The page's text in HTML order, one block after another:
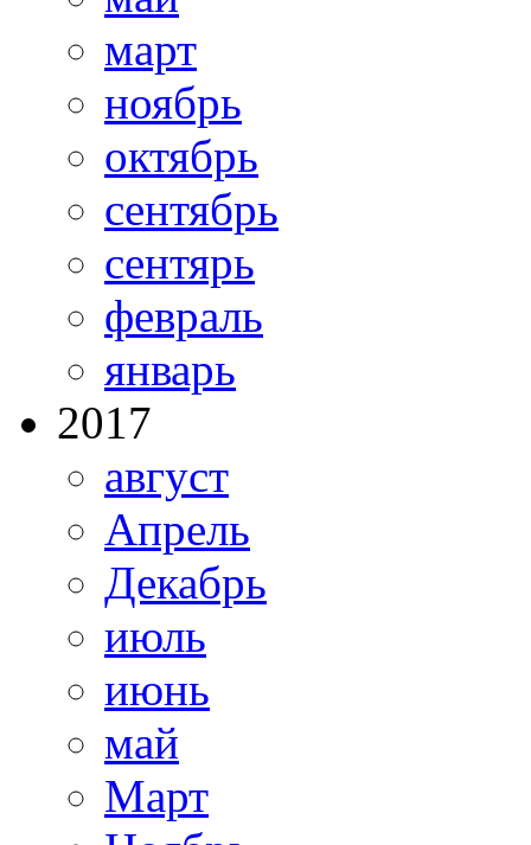
март
ноябрь
октябрь
сентябрь
сентярь
февраль
январь
2017
август
Апрель
Декабрь
июль
июнь
май
Март